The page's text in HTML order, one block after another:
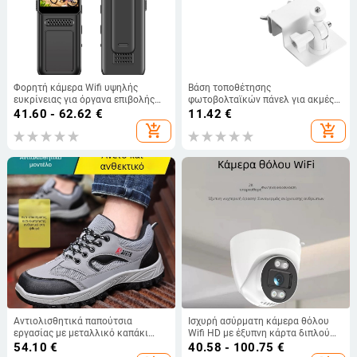
Φορητή κάμερα Wifi υψηλής
ευκρίνειας για όργανα επιβολής
του νόμου, εγγραφή και βίντεο
αθλημάτων, περιστρεφόμενη
κάμερα ποδηλασίας με τσέπη M12
41.60 - 62.62 €
add_shopping_cart
Βάση τοποθέτησης
φωτοβολταϊκών πάνελ για ακμές
στέγης και υδρορροές – χωρίς
διάτρηση, 360° περιστροφή, κράμα
αλουμινίου με επίστρωση
εξωτερική χρήση
11.42 €
add_shopping_cart
Αντιολισθητικά παπούτσια
εργασίας με μεταλλικό καπάκι
δακτύλων, microfiber δέρμα +
54.10 €
Ισχυρή ασύρματη κάμερα θόλου
Wifi HD με έξυπνη κάρτα διπλού
φωτισμού και ασύρματη κάμερα
40.58 - 100.75 €